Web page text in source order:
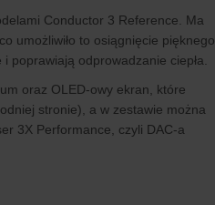
Conductor 3 Reference. Ma
umożliwiło to osiągnięcie pięknego
odprowadzanie ciepła.
oraz OLED-owy ekran, które
stronie), a w zestawie można
3X Performance, czyli DAC-a